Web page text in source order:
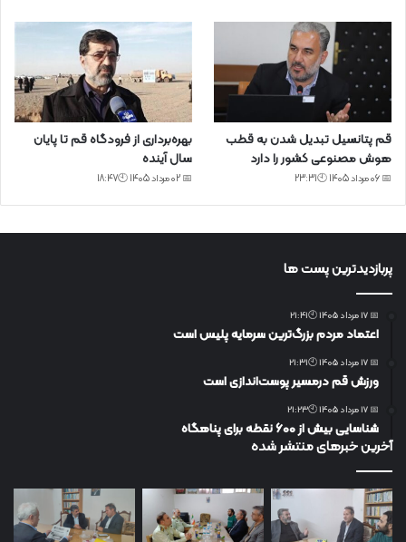
قم پتانسیل تبدیل شدن به قطب
هوش مصنوعی کشور را دارد
📅 06 مرداد 1405 🕙23:31
بهره‌برداری از فرودگاه قم تا پایان
سال آینده
📅 02 مرداد 1405 🕙18:47
پربازدیدترین پست ها
📅 17 مرداد 1405 🕙21:41
اعتماد مردم بزرگ‌ترین سرمایه پلیس است
📅 17 مرداد 1405 🕙21:31
ورزش قم درمسیر پوست‌اندازی است
📅 17 مرداد 1405 🕙21:23
شناسایی بیش از ۶۰۰ نقطه برای پناهگاه
آخرین خبرهای منتشر شده